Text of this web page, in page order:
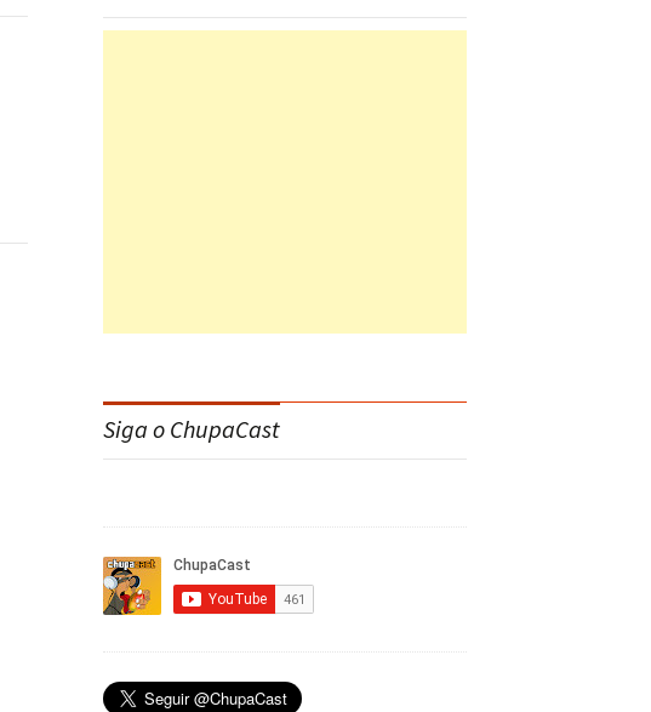
Siga o ChupaCast